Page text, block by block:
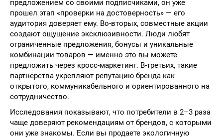
предложением со своими подписчиками, он уже
прошел этап «проверки на достоверность» — его
аудитория доверяет ему. Во-вторых, совместные акции
создают ощущение эксклюзивности. Люди любят
ограниченные предложения, бонусы и уникальные
комбинации товаров — именно это вы можете
предложить через кросс-маркетинг. В-третьих, такие
партнерства укрепляют репутацию бренда как
открытого, коммуникабельного и ориентированного на
сотрудничество.
Исследования показывают, что потребители в 2–3 раза
чаще доверяют рекомендациям от брендов, с которыми
они уже знакомы. Если вы продаете экологичную